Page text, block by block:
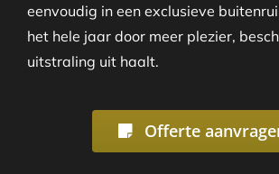
eenvoudig in een exclusieve
het hele jaar door meer plezier,
uitstraling uit haalt.
Offerte